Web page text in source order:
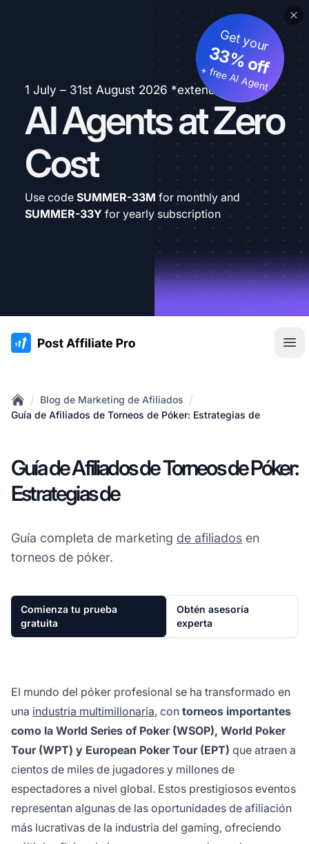
1 July – 31st August 2026 *extended
AI Agents at Zero
Cost
Get your
33% off
+ free AI Agent
Use code SUMMER-33M for monthly and
SUMMER-33Y for yearly subscription
:site.title
Home
/ Blog de Marketing de Afiliados /
Guía de Afiliados de Torneos de Póker: Estrategias de
Guía de Afiliados de Torneos de Póker:
Estrategias de
Guía completa de marketing de afiliados en
torneos de póker.
Comienza tu prueba
gratuita
Obtén asesoría
experta
El mundo del póker profesional se ha transformado en
una industria multimillonaria, con torneos importantes
como la World Series of Poker (WSOP), World Poker
Tour (WPT) y European Poker Tour (EPT) que atraen a
cientos de miles de jugadores y millones de
espectadores a nivel global. Estos prestigiosos eventos
representan algunas de las oportunidades de afiliación
más lucrativas de la industria del gaming, ofreciendo